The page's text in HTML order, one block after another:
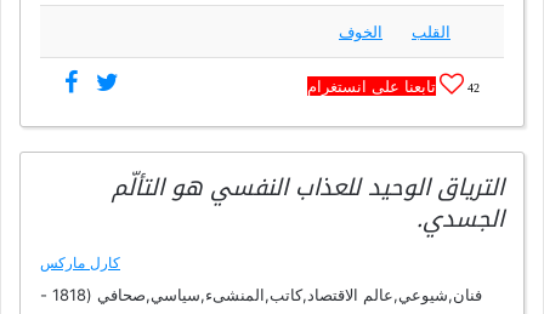
القلب الخوف
42 تابعنا على انستغرام
الترياق الوحيد للعذاب النفسي هو التألّم
الجسدي.
كارل ماركس
فنان,شيوعي,عالم الاقتصاد,كاتب,المنشىء,سياسي,صحافي (1818 -